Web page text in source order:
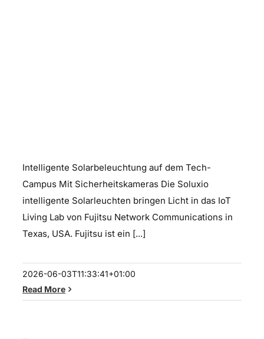
Intelligente Solarbeleuchtung auf dem Tech-
Campus Mit Sicherheitskameras Die Soluxio
intelligente Solarleuchten bringen Licht in das IoT
Living Lab von Fujitsu Network Communications in
Texas, USA. Fujitsu ist ein [...]
2026-06-03T11:33:41+01:00
Read More